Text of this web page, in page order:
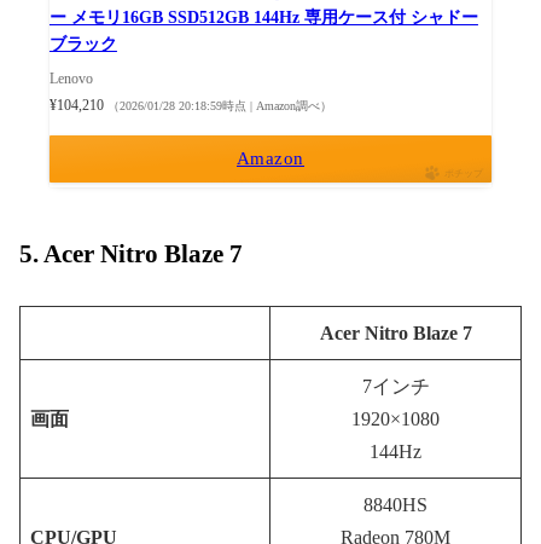
ー メモリ16GB SSD512GB 144Hz 専用ケース付 シャドー
ブラック
Lenovo
¥104,210
（2026/01/28 20:18:59時点 | Amazon調べ）
Amazon
ポチップ
5. Acer Nitro Blaze 7
Acer Nitro Blaze 7
画面
7インチ
1920×1080
144Hz
CPU/GPU
8840HS
Radeon 780M